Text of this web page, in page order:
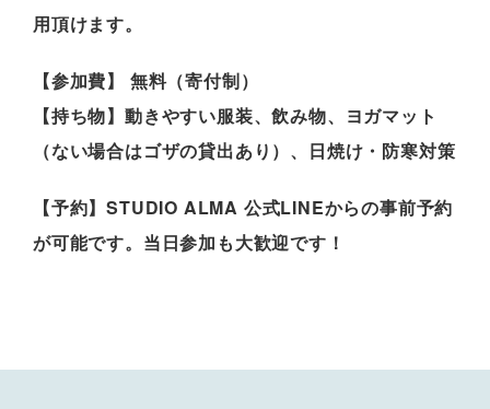
用頂けます。
【参加費】 無料（寄付制）
【持ち物】動きやすい服装、飲み物、ヨガマット
（ない場合はゴザの貸出あり）、日焼け・防寒対策
【予約】STUDIO ALMA 公式LINEからの事前予約
が可能です。当日参加も大歓迎です！